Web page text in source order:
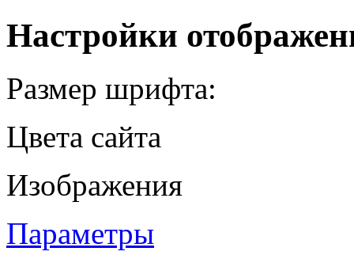
Настройки
Размер шрифта:
Цвета сайта
Изображения
Параметры